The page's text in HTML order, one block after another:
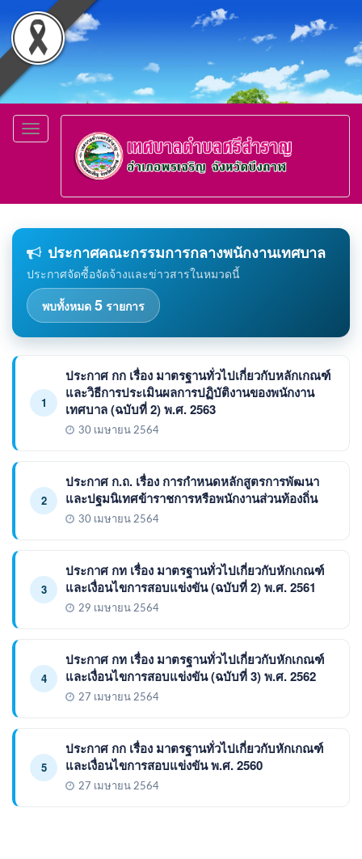
Toggle
navigation
ประกาศคณะกรรมการกลางพนักงานเทศบาล
ประกาศจัดซื้อจัดจ้างและข่าวสารในหมวดนี้
พบทั้งหมด 5 รายการ
1
ประกาศ กก เรื่อง มาตรฐานทั่วไปเกี่ยวกับหลักเกณฑ์
และวิธีการประเมินผลการปฏิบัติงานของพนักงาน
เทศบาล (ฉบับที่ 2) พ.ศ. 2563
30 เมษายน 2564
2
ประกาศ ก.ถ. เรื่อง การกำหนดหลักสูตรการพัฒนา
และปฐมนิเทศข้าราชการหรือพนักงานส่วนท้องถิ่น
30 เมษายน 2564
3
ประกาศ กท เรื่อง มาตรฐานทั่วไปเกี่ยวกับหักเกณฑ์
และเงื่อนไขการสอบแข่งขัน (ฉบับที่ 2) พ.ศ. 2561
29 เมษายน 2564
4
ประกาศ กท เรื่อง มาตรฐานทั่วไปเกี่ยวกับหักเกณฑ์
และเงื่อนไขการสอบแข่งขัน (ฉบับที่ 3) พ.ศ. 2562
27 เมษายน 2564
5
ประกาศ กก เรื่อง มาตรฐานทั่วไปเกี่ยวกับหักเกณฑ์
และเงื่อนไขการสอบแข่งขัน พ.ศ. 2560
27 เมษายน 2564